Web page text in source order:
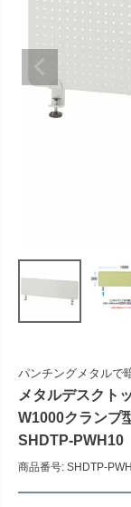
パンチングメタルで
メタルデスクト
W1000クランプ
SHDTP-PWH10
商品番号 SHDTP-